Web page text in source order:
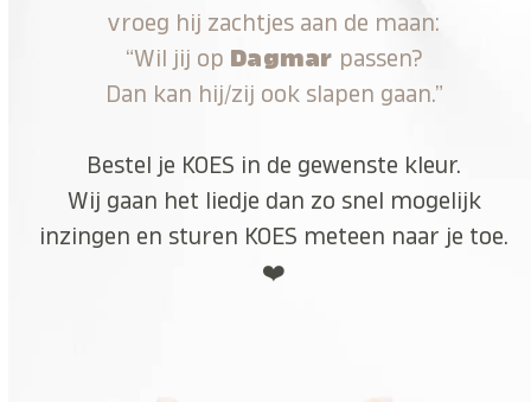
vroeg hij zachtjes aan de maan:
“Wil jij op Dagmar passen?
Dan kan hij/zij ook slapen gaan.”
Bestel je KOES in de gewenste kleur.
Wij gaan het liedje dan zo snel mogelijk
inzingen en sturen KOES meteen naar je toe.
❤️